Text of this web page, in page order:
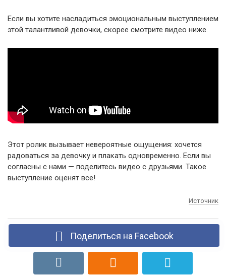
Если вы хотите насладиться эмоциональным выступлением
этой талантливой девочки, скорее смотрите видео ниже.
Этот ролик вызывает невероятные ощущения: хочется
радоваться за девочку и плакать одновременно. Если вы
согласны с нами — поделитесь видео с друзьями. Такое
выступление оценят все!
Источник
Поделиться на Facebook